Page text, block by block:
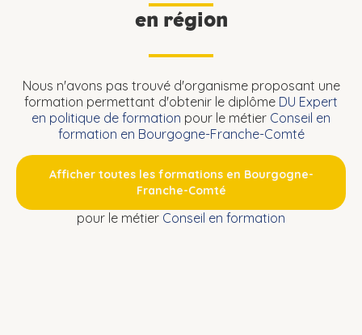
en région
Nous n'avons pas trouvé d'organisme proposant une
formation permettant d'obtenir le diplôme DU Expert
en politique de formation pour le métier Conseil en
formation en Bourgogne-Franche-Comté
Afficher toutes les formations en Bourgogne-
Franche-Comté
pour le métier Conseil en formation